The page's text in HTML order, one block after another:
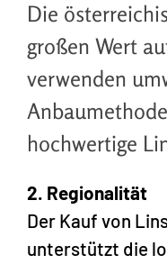
Die
großen Wert
verwenden
hochwertige
2. Regionalität
Der Kauf von
unterstützt die